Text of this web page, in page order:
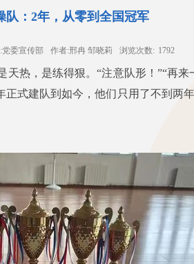
队：2年，从零到全国冠军
党委宣传部 作者:邢冉 邹晓莉 浏览次数: 1792
，是练得狠。“注意队形！”“再来
式建队到如今，他们只用了不到